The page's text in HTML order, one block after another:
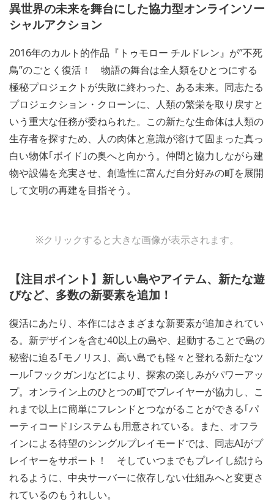
異世界の未来を舞台にした協力型オンラインソー
シャルアクション
2016年のカルト的作品『トゥモロー チルドレン』が”不死
鳥”のごとく復活！ 物語の舞台は全人類をひとつにする
極秘プロジェクトが失敗に終わった、ある未来。同志たる
プロジェクション・クローンに、人類の繁栄を取り戻すと
いう重大な任務が委ねられた。この新たな生命体は人類の
生存者を探すため、人の肉体と意識が溶けて固まった真っ
白い物体｢ボイド｣の奥へと向かう。仲間と協力しながら建
物や設備を充実させ、創造性に富んだ自分好みの町を展開
して文明の再建を目指そう。
and
and
※クリックすると大きな画像が表示されます。
【注目ポイント】新しい島やアイテム、新たな遊
びなど、多数の新要素を追加！
復活にあたり、本作にはさまざまな新要素が追加されてい
る。新デザインを含む40以上の島や、起動することで島の
秘密に迫る｢モノリス｣、高い島でも軽々と登れる新たなツ
ール｢フックガン｣などにより、探索の楽しみがパワーアッ
プ。オンライン上のひとつの町でプレイヤーが協力し、こ
れまで以上に簡単にフレンドとつながることができる｢パ
ーティコード｣システムも用意されている。また、オフラ
インによる待望のシングルプレイモードでは、同志AIがプ
レイヤーをサポート！ そしていつまでもプレイし続けら
れるように、中央サーバーに依存しない仕組みへと変更さ
れているのもうれしい。